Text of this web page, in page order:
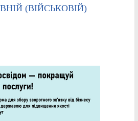
(ВІЙСЬКОВІЙ)